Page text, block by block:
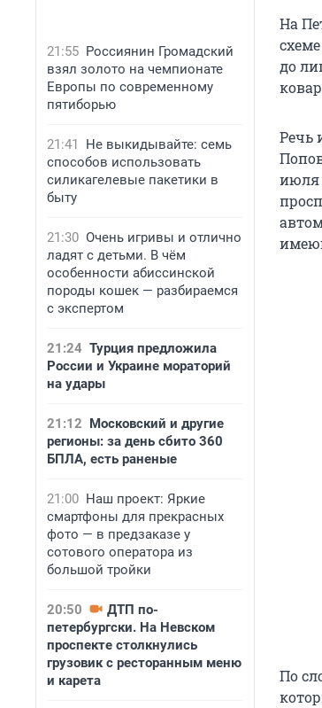
21:55 Россиянин Громадский
взял золото на чемпионате
Европы по современному
пятиборью
21:41
Не выкидывайте: семь
способов использовать
силикагелевые пакетики в
быту
21:30 Очень игривы и отлично
ладят с детьми. В чём
особенности абиссинской
породы кошек — разбираемся
с экспертом
21:24 Турция предложила
России и Украине мораторий
на удары
21:12 Московский и другие
регионы: за день сбито 360
БПЛА, есть раненые
21:00 Наш проект: Яркие
смартфоны для прекрасных
фото — в предзаказе у
сотового оператора из
большой тройки
20:50
ДТП по-
петербургски. На Невском
проспекте столкнулись
грузовик с ресторанным меню
и карета
На
до
Речь
июля
По